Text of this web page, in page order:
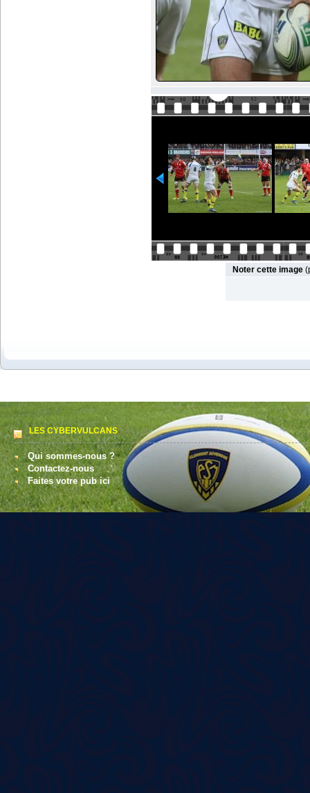
Noter cette image
LES CYBERVULCANS
Qui sommes-nous ?
Contactez-nous
Faites votre pub ici